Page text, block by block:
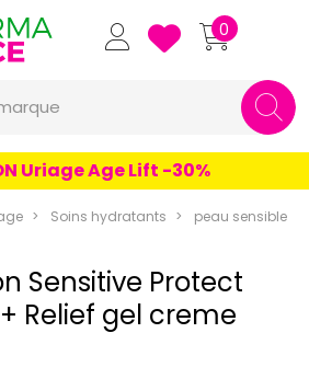
Pharmaforce Grande
0
Uriage Age Lift -30%
Soins hydratants peau sensible
Sensitive Protect
Relief gel creme